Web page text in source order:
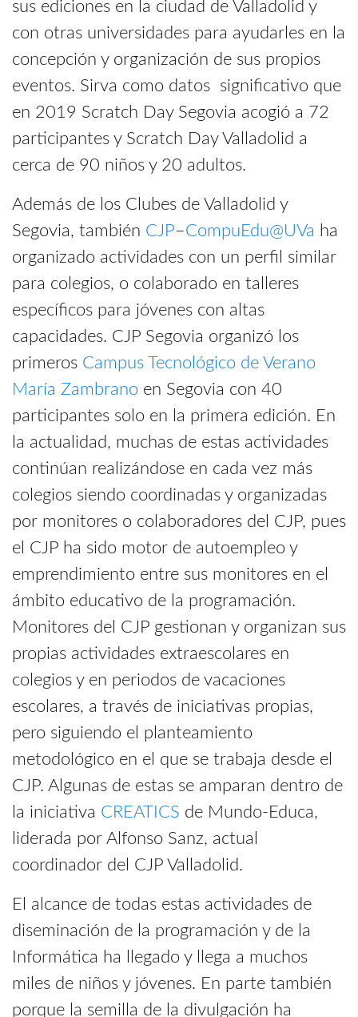
sus ediciones en la ciudad de Valladolid y
con otras universidades para ayudarles en la
concepción y organización de sus propios
eventos. Sirva como datos significativo que
en 2019 Scratch Day Segovia acogió a 72
participantes y Scratch Day Valladolid a
cerca de 90 niños y 20 adultos.
Además de los Clubes de Valladolid y
Segovia, también CJP–CompuEdu@UVa ha
organizado actividades con un perfil similar
para colegios, o colaborado en talleres
específicos para jóvenes con altas
capacidades. CJP Segovia organizó los
primeros Campus Tecnológico de Verano
María Zambrano en Segovia con 40
participantes solo en la primera edición. En
la actualidad, muchas de estas actividades
continúan realizándose en cada vez más
colegios siendo coordinadas y organizadas
por monitores o colaboradores del CJP, pues
el CJP ha sido motor de autoempleo y
emprendimiento entre sus monitores en el
ámbito educativo de la programación.
Monitores del CJP gestionan y organizan sus
propias actividades extraescolares en
colegios y en periodos de vacaciones
escolares, a través de iniciativas propias,
pero siguiendo el planteamiento
metodológico en el que se trabaja desde el
CJP. Algunas de estas se amparan dentro de
la iniciativa CREATICS de Mundo-Educa,
liderada por Alfonso Sanz, actual
coordinador del CJP Valladolid.
El alcance de todas estas actividades de
diseminación de la programación y de la
Informática ha llegado y llega a muchos
miles de niños y jóvenes. En parte también
porque la semilla de la divulgación ha